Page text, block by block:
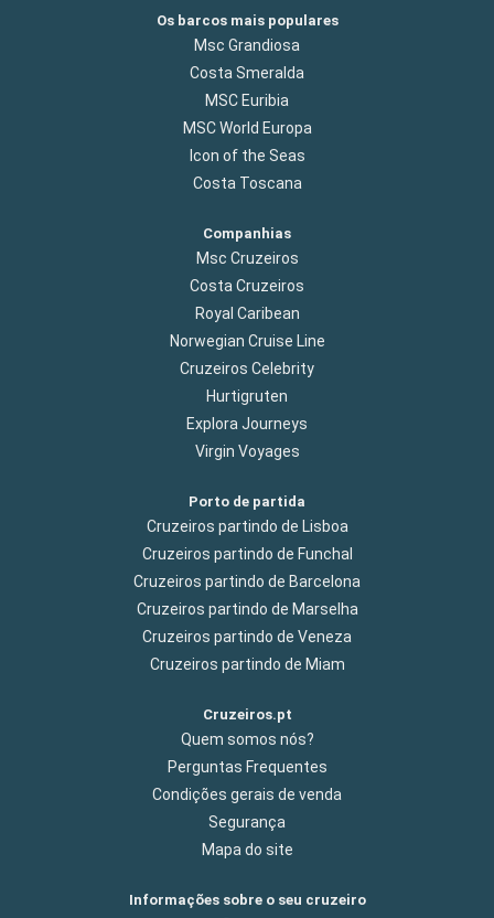
Os barcos mais populares
Msc Grandiosa
Costa Smeralda
MSC Euribia
MSC World Europa
Icon of the Seas
Costa Toscana
Companhias
Msc Cruzeiros
Costa Cruzeiros
Royal Caribean
Norwegian Cruise Line
Cruzeiros Celebrity
Hurtigruten
Explora Journeys
Virgin Voyages
Porto de partida
Cruzeiros partindo de Lisboa
Cruzeiros partindo de Funchal
Cruzeiros partindo de Barcelona
Cruzeiros partindo de Marselha
Cruzeiros partindo de Veneza
Cruzeiros partindo de Miam
Cruzeiros.pt
Quem somos nós?
Perguntas Frequentes
Condições gerais de venda
Segurança
Mapa do site
Informações sobre o seu cruzeiro